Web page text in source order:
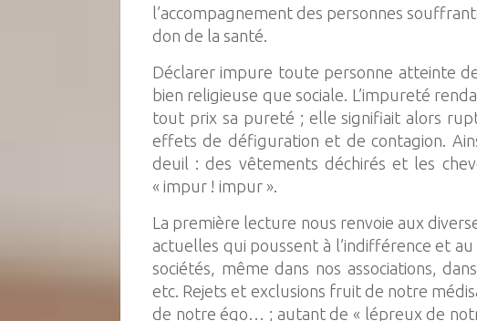
l’accompagnement des personnes
don de la santé.
Déclarer impure toute personne atteinte
bien religieuse que sociale. L’impureté
tout prix sa pureté ; elle signifiait alors
effets de défiguration et de contagion.
deuil : des vêtements déchirés et les
« impur ! impur ».
La première lecture nous renvoie aux
actuelles qui poussent à l’indifférence et
sociétés, même dans nos associations,
etc. Rejets et exclusions fruit de notre
de notre égo… ; autant de « lépreux de